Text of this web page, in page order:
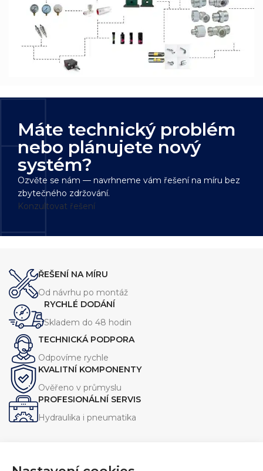
Máte technický problém
nebo plánujete nový
systém?
Ozvěte se nám — navrhneme vám řešení na míru bez
zbytečného zdržování.
Konzultovat řešení
ŘEŠENÍ NA MÍRU
Od návrhu po montáž
RYCHLÉ DODÁNÍ
Skladem do 48 hodin
TECHNICKÁ PODPORA
Odpovíme rychle
KVALITNÍ KOMPONENTY
Ověřeno v průmyslu
PROFESIONÁLNÍ SERVIS
Hydraulika i pneumatika